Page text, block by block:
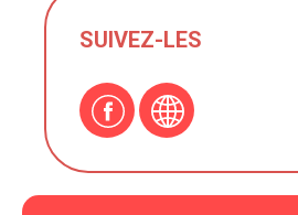
SUIVEZ-LES